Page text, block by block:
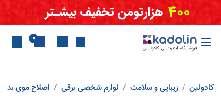
Skip to Content
0
کادولین زیبایی و سلامت لوازم شخصی برقی اصلاح موی بدن